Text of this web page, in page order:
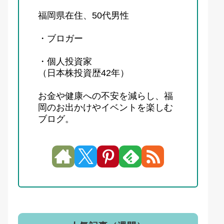
福岡県在住、50代男性
・ブロガー
・個人投資家
（日本株投資歴42年）
お金や健康への不安を減らし、福
岡のお出かけやイベントを楽しむ
ブログ。